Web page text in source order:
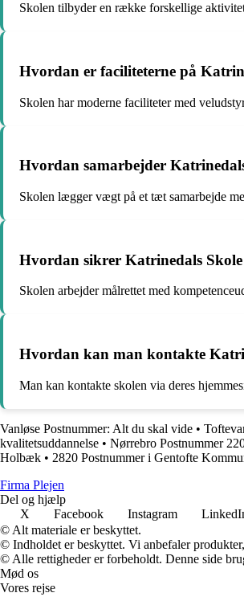
Skolen tilbyder en række forskellige
Hvordan er faciliteterne på
Skolen har moderne faciliteter med
Hvordan samarbejder
Skolen lægger vægt på et tæt samarbejde
Hvordan sikrer Katrinedals
Skolen arbejder målrettet med
Hvordan kan man kontakte
Man kan kontakte skolen via deres
Vanløse Postnummer: Alt du skal vide •
kvalitetsuddannelse • Nørrebro Postnummer
Holbæk • 2820 Postnummer i Gentofte
Firma Plejen
Del og hjælp
X
Facebook Instagram
© Alt materiale er beskyttet.
© Indholdet er beskyttet. Vi anbefaler
© Alle rettigheder er forbeholdt. Denne side
Mød os
Vores rejse